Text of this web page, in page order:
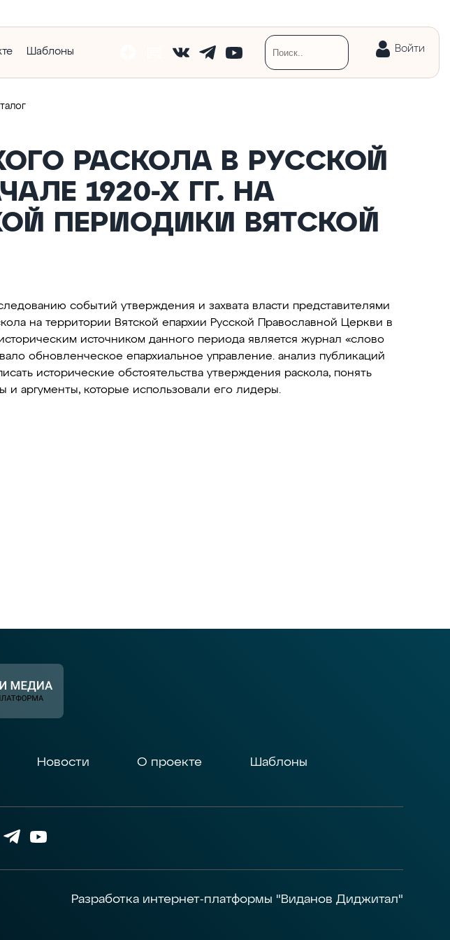
Шаблоны Войти
РАСКОЛА В РУССКОЙ
1920-Х ГГ. НА
ПЕРИОДИКИ ВЯТСКОЙ
событий утверждения и захвата власти представителями
на территории Вятской епархии Русской Православной Церкви в
источником данного периода является журнал «слово
обновленческое епархиальное управление. анализ публикаций
исторические обстоятельства утверждения раскола, понять
и аргументы, которые использовали его лидеры.
Новости О проекте Шаблоны
Разработка интернет-платформы "Виданов Диджитал"